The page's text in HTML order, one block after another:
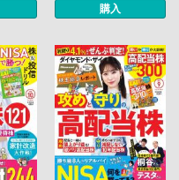
購入